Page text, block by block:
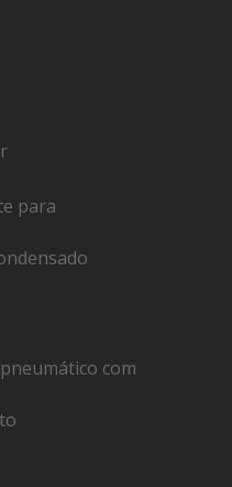
para
com